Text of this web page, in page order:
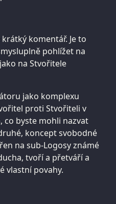
komentář. Je to
pohlížet na
na Stvořitele
jako komplexu
proti Stvořiteli v
co byste mohli nazvat
koncept svobodné
na sub-Logosy známé
tvoří a přetváří a
vlastní povahy.